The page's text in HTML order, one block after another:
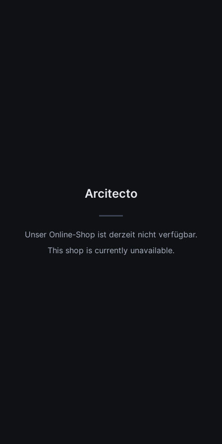
Arcitecto
Unser Online-Shop ist derzeit nicht verfügbar.
This shop is currently unavailable.